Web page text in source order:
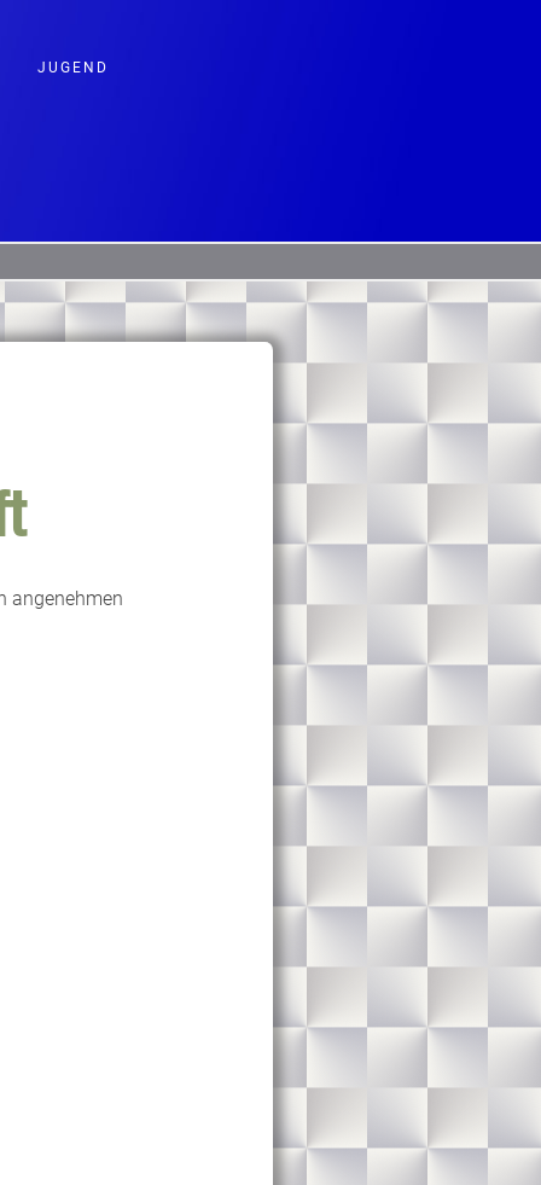
JUGEND
angenehmen